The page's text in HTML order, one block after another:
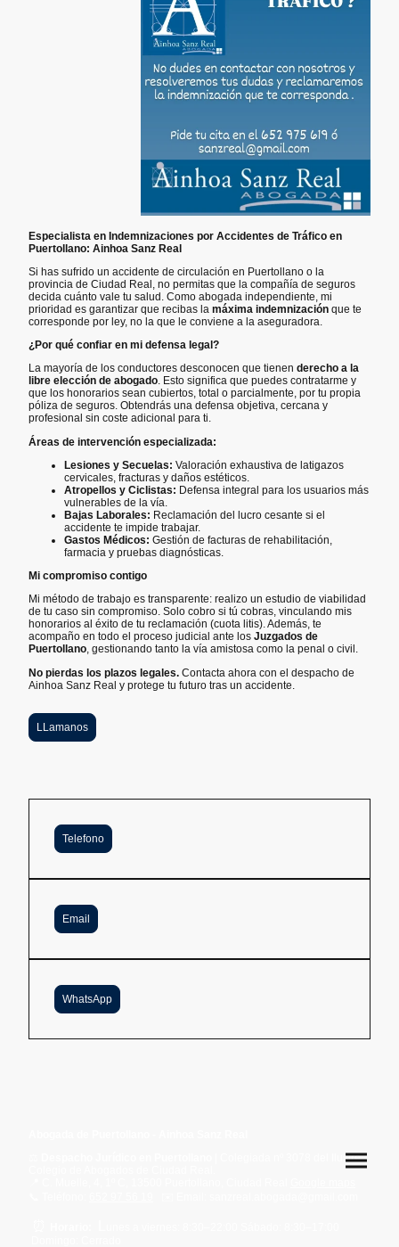
Especialista en Indemnizaciones por Accidentes de Tráfico en
Puertollano: Ainhoa Sanz Real
Si has sufrido un accidente de circulación en Puertollano o la
provincia de Ciudad Real, no permitas que la compañía de seguros
decida cuánto vale tu salud. Como abogada independiente, mi
prioridad es garantizar que recibas la máxima indemnización que te
corresponde por ley, no la que le conviene a la aseguradora.
¿Por qué confiar en mi defensa legal?
La mayoría de los conductores desconocen que tienen derecho a la
libre elección de abogado. Esto significa que puedes contratarme y
que los honorarios sean cubiertos, total o parcialmente, por tu propia
póliza de seguros. Obtendrás una defensa objetiva, cercana y
profesional sin coste adicional para ti.
Áreas de intervención especializada:
Lesiones y Secuelas: Valoración exhaustiva de latigazos
cervicales, fracturas y daños estéticos.
Atropellos y Ciclistas: Defensa integral para los usuarios más
vulnerables de la vía.
Bajas Laborales: Reclamación del lucro cesante si el
accidente te impide trabajar.
Gastos Médicos: Gestión de facturas de rehabilitación,
farmacia y pruebas diagnósticas.
Mi compromiso contigo
Mi método de trabajo es transparente: realizo un estudio de viabilidad
de tu caso sin compromiso. Solo cobro si tú cobras, vinculando mis
honorarios al éxito de tu reclamación (cuota litis). Además, te
acompaño en todo el proceso judicial ante los Juzgados de
Puertollano, gestionando tanto la vía amistosa como la penal o civil.
No pierdas los plazos legales. Contacta ahora con el despacho de
Ainhoa Sanz Real y protege tu futuro tras un accidente.
LLamanos
Telefono
Email
WhatsApp
| Colegiada nº 3078 del Ilustre